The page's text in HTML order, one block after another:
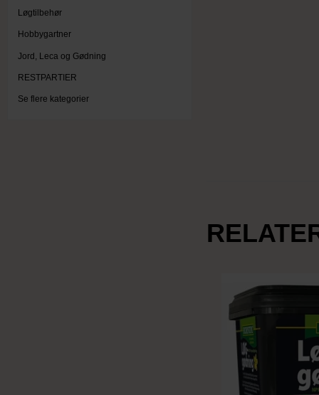
Løgtilbehør
Hobbygartner
Jord, Leca og Gødning
RESTPARTIER
Se flere kategorier